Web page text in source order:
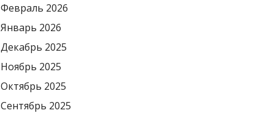
Февраль 2026
Январь 2026
Декабрь 2025
Ноябрь 2025
Октябрь 2025
Сентябрь 2025